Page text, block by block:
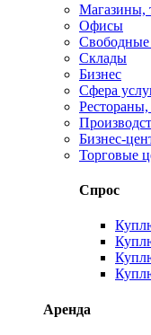
Магазины,
Офисы
Склады
Бизнес
Сфера
Бизнес-
Торговые
Спрос
Аренда